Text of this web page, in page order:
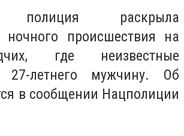
полиция раскрыла
ночного происшествия на
где неизвестные
27-летнего мужчину. Об
в сообщении Нацполиции